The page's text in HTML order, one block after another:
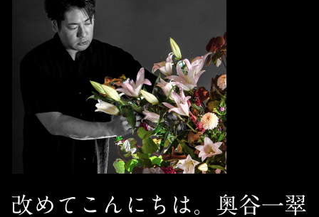
改めてこんにちは。奥谷一翠